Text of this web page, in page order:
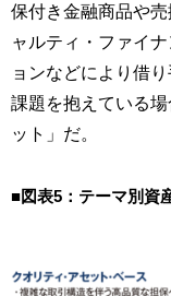
保付き金融商品や
ャルティ・ファイ
ョンなどにより借
課題を抱えている
ット」だ。
■図表5：テーマ別資